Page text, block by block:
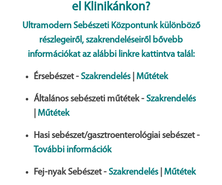
el Klinikánkon?
Ultramodern Sebészeti Központunk különböző
részlegeiről, szakrendeléseiről bővebb
információkat az alábbi linkre kattintva talál:
Érsebészet - Szakrendelés| Műtétek
Általános sebészeti műtétek - Szakrendelés
Műtétek
Hasi sebészet/gasztroenterológiai sebészet -
További információk
Fej-nyak Sebészet - Szakrendelés| Műtétek